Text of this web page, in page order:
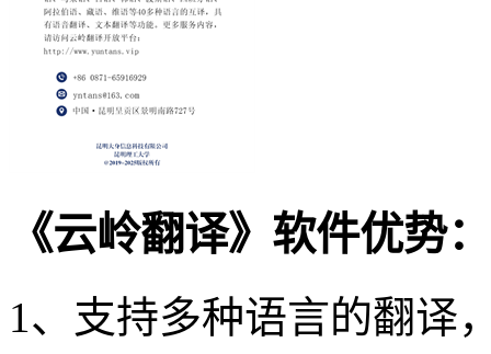
《云岭翻译》软件优势：
1、支持多种语言的翻译